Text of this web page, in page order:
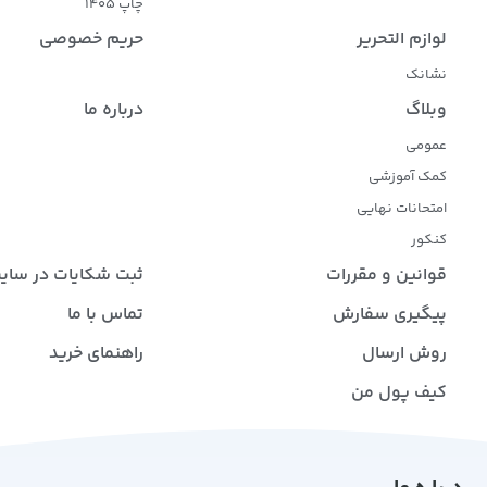
چاپ 1405
لوازم التحریر
نشانک
حریم خصوصی
وبلاگ
عمومی
کمک آموزشی
امتحانات نهایی
کنکور
درباره ما
قوانین و مقررات
ثبت شکایات در
پیگیری سفارش
تماس با ما
روش ارسال
راهنمای خرید
کیف پول من